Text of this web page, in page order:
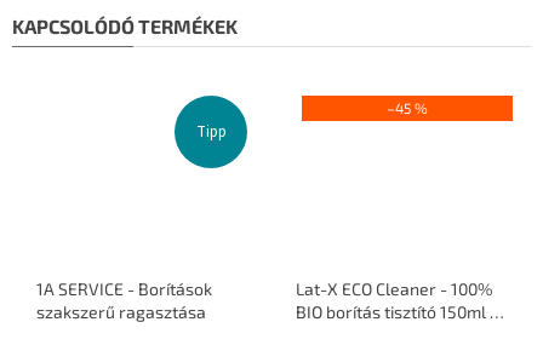
KAPCSOLÓDÓ TERMÉKEK
Tipp
1A SERVICE - Borítások
szakszerű ragasztása
–45 %
Lat-X ECO Cleaner - 100%
BIO borítás tisztító 150ml +